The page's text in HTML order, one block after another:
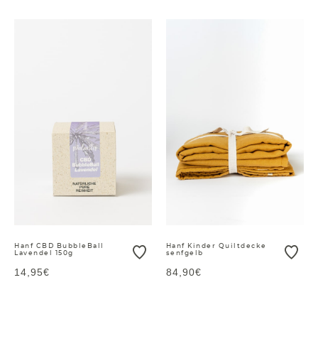
Hanf CBD BubbleBall
Lavendel 150g
14,95€
Hanf Kinder Quiltdecke
senfgelb
84,90€